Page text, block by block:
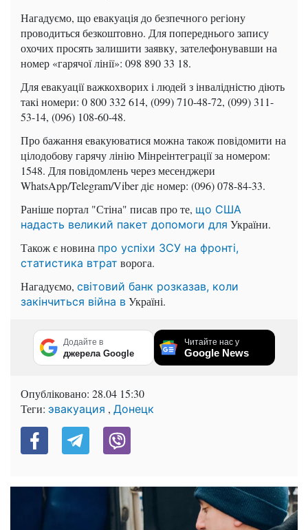
Нагадуємо, що евакуація до безпечного регіону
проводиться безкоштовно. Для попереднього запису
охочих просять залишити заявку, зателефонувавши на
номер «гарячої лінії»: 098 890 33 18.
Для евакуації важкохворих і людей з інвалідністю діють
такі номери: 0 800 332 614, (099) 710-48-72, (099) 311-
53-14, (096) 108-60-48.
Про бажання евакуюватися можна також повідомити на
цілодобову гарячу лінію Мінреінтеграції за номером:
1548. Для повідомлень через месенджери
WhatsApp/Telegram/Viber діє номер: (096) 078-84-33.
Раніше портал "Стіна" писав про те, що США
надасть великий пакет допомоги для України.
Також є новина про успіхи ЗСУ на фронті,
статистика втрат ворога.
Нагадуємо, світовий банк розказав, коли
закінчиться війна в Україні.
Додайте в
джерела Google
Читайте нас у
Google News
Опубліковано: 28.04 15:30
Теги: эвакуация , Донецк